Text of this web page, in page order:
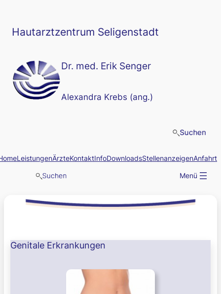
springen
Hautarztzentrum Seligenstadt
Dr. med. Erik Senger
Alexandra Krebs (ang.)
LeistungenÄrzteKontaktInfoDownloadsStellenanzeigenAnfahrt
Menü
Genitale Erkrankungen